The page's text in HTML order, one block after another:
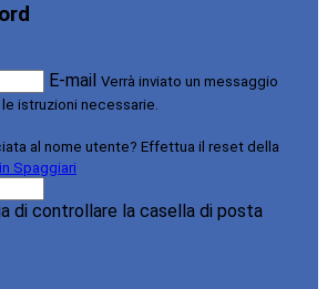
E-mail Verrà inviato un messaggio
istruzioni necessarie.
al nome utente? Effettua il reset della
Spaggiari
di controllare la casella di posta